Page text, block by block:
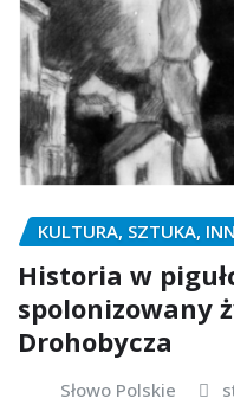
KULTURA, SZTUKA,
Historia w
spolonizowany
Drohobycza
Słowo Polskie